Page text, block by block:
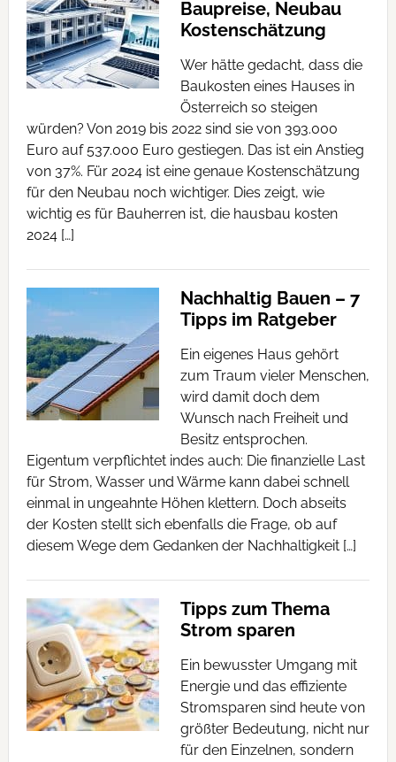
Baupreise, Neubau
Kostenschätzung
Wer hätte gedacht, dass die
Baukosten eines Hauses in
Österreich so steigen
würden? Von 2019 bis 2022 sind sie von 393.000
Euro auf 537.000 Euro gestiegen. Das ist ein Anstieg
von 37%. Für 2024 ist eine genaue Kostenschätzung
für den Neubau noch wichtiger. Dies zeigt, wie
wichtig es für Bauherren ist, die hausbau kosten
2024 […]
Nachhaltig Bauen – 7
Tipps im Ratgeber
Ein eigenes Haus gehört
zum Traum vieler Menschen,
wird damit doch dem
Wunsch nach Freiheit und
Besitz entsprochen.
Eigentum verpflichtet indes auch: Die finanzielle Last
für Strom, Wasser und Wärme kann dabei schnell
einmal in ungeahnte Höhen klettern. Doch abseits
der Kosten stellt sich ebenfalls die Frage, ob auf
diesem Wege dem Gedanken der Nachhaltigkeit […]
Tipps zum Thema
Strom sparen
Ein bewusster Umgang mit
Energie und das effiziente
Stromsparen sind heute von
größter Bedeutung, nicht nur
für den Einzelnen, sondern